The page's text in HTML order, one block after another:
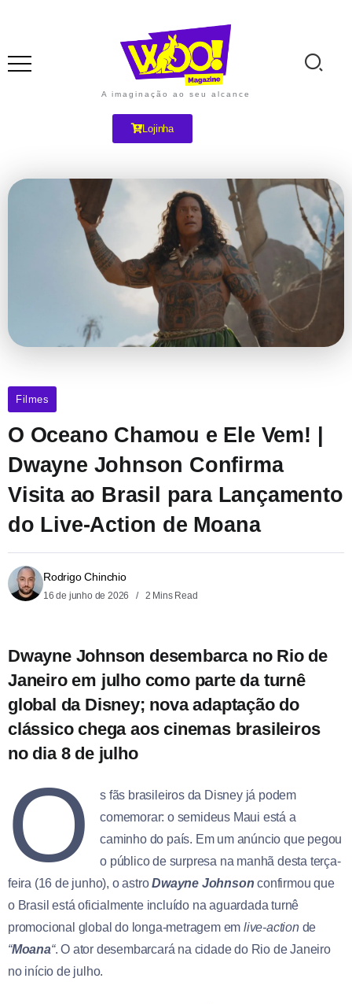
A imaginação ao seu alcance
Lojinha
Filmes
O Oceano Chamou e Ele Vem! |
Dwayne Johnson Confirma
Visita ao Brasil para Lançamento
do Live-Action de Moana
Rodrigo Chinchio
16 de junho de 2026 2 Mins Read
Dwayne Johnson desembarca no Rio de
Janeiro em julho como parte da turnê
global da Disney; nova adaptação do
clássico chega aos cinemas brasileiros
no dia 8 de julho
O
s fãs brasileiros da Disney já podem
comemorar: o semideus Maui está a
caminho do país. Em um anúncio que pegou
o público de surpresa na manhã desta terça-
feira (16 de junho), o astroDwayne Johnson confirmou que
o Brasil está oficialmente incluído na aguardada turnê
promocional global do longa-metragem em live-actionde
“Moana“. O ator desembarcará na cidade do Rio de Janeiro
no início de julho.